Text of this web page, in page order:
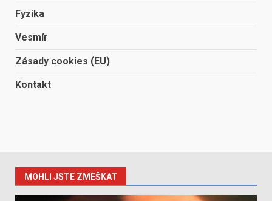
Fyzika
Vesmír
Zásady cookies (EU)
Kontakt
MOHLI JSTE ZMEŠKAT